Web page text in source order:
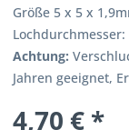
Größe 5 x 5 x
Achtung:
Jahren geeignet,
4,70 € *